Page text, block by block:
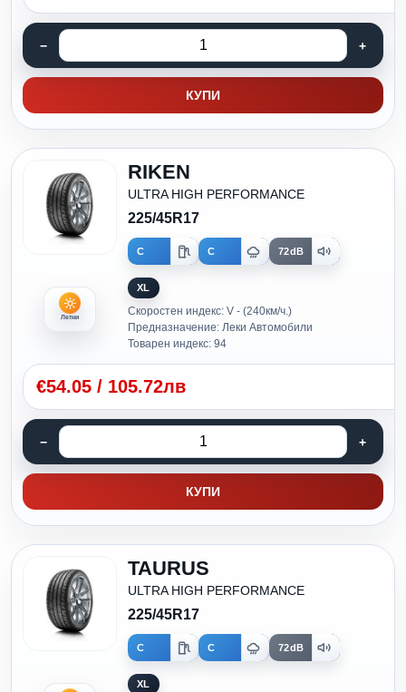
КУПИ
Летни
RIKEN
ULTRA HIGH PERFORMANCE
225/45R17
C C 72dB
XL
Скоростен индекс: V - (240км/ч.)
Предназначение: Леки Автомобили
Товарен индекс: 94
€54.05 / 105.72лв
КУПИ
TAURUS
ULTRA HIGH PERFORMANCE
225/45R17
C C 72dB
XL